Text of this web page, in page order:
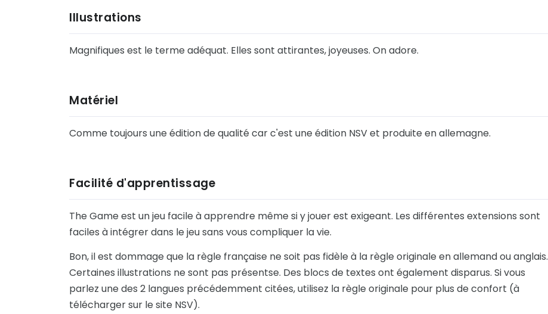
Illustrations
Magnifiques est le terme adéquat. Elles sont attirantes, joyeuses. On adore.
Matériel
Comme toujours une édition de qualité car c'est une édition NSV et produite en allemagne.
Facilité d'apprentissage
The Game est un jeu facile à apprendre même si y jouer est exigeant. Les différentes extensions sont
faciles à intégrer dans le jeu sans vous compliquer la vie.
Bon, il est dommage que la règle française ne soit pas fidèle à la règle originale en allemand ou anglais.
Certaines illustrations ne sont pas présentse. Des blocs de textes ont également disparus. Si vous
parlez une des 2 langues précédemment citées, utilisez la règle originale pour plus de confort (à
télécharger sur le site NSV).